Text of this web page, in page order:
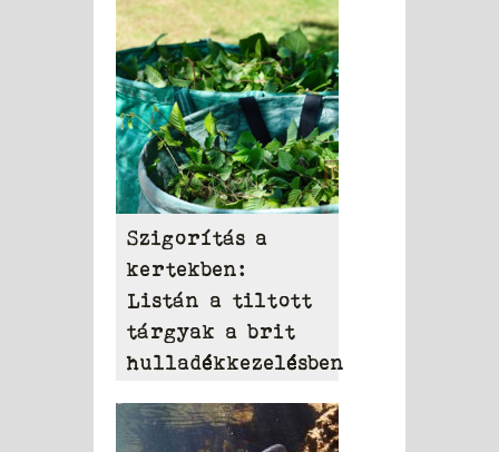
Szigorítás a
kertekben:
Listán a tiltott
tárgyak a brit
hulladékkezelésben